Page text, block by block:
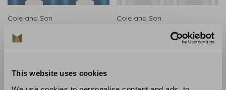
This website uses cookies
Cole and Son
95/6035
€157,00
Cole and Son
€157,00